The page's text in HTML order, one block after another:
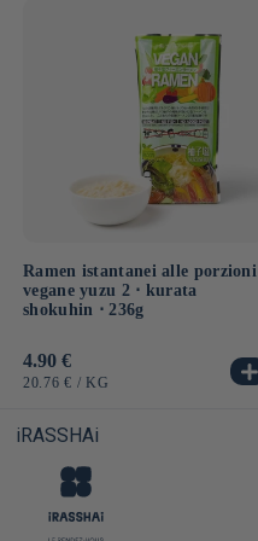
Ramen istantanei alle porzioni
vegane yuzu 2 ⋅ kurata
shokuhin ⋅ 236g
Prezzo
di
4.90 €
PREZZO
20.76 € / PER
KG
iRASSHAi